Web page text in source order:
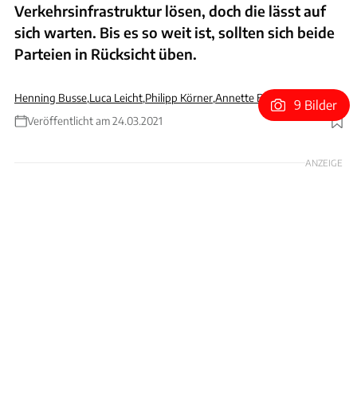
Verkehrsinfrastruktur lösen, doch die lässt auf
sich warten. Bis es so weit ist, sollten sich beide
Parteien in Rücksicht üben.
Henning Busse,Luca Leicht,Philipp Körner,Annette Bender-Napp
Veröffentlicht am 24.03.2021
Foto: Arturo Rivas
9 Bilder
ANZEIGE